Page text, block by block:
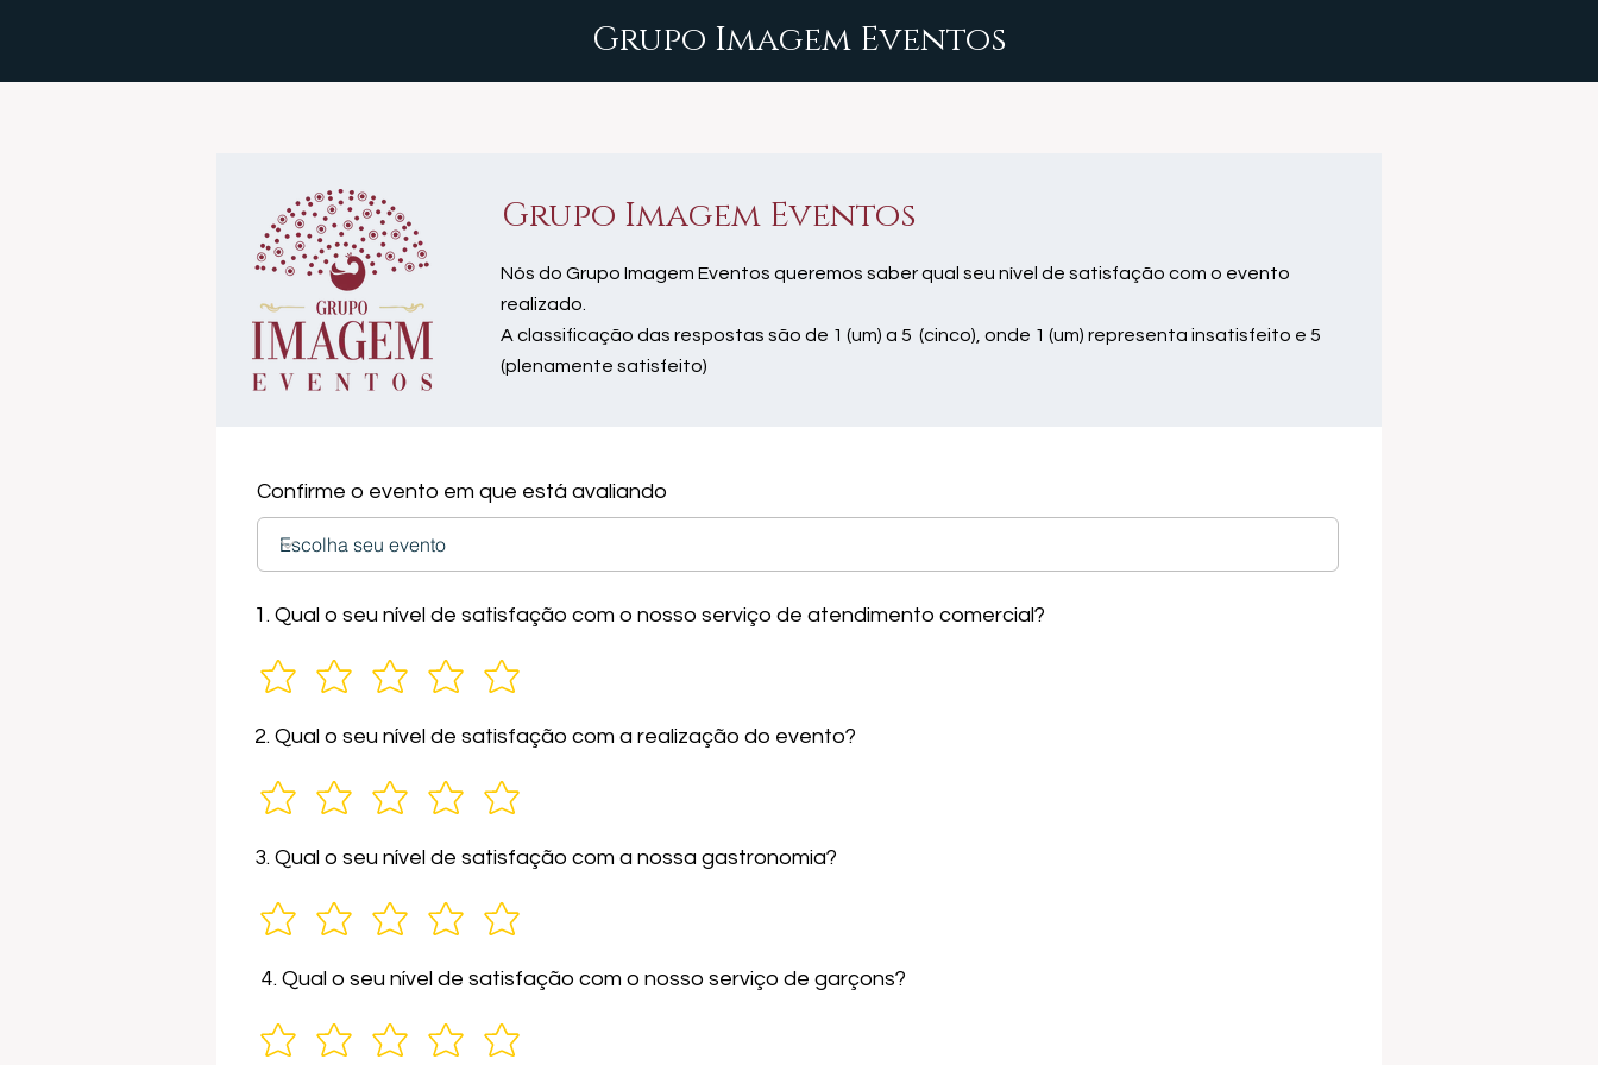
Grupo Imagem Eventos
Grupo Imagem Eventos
Nós do Grupo Imagem Eventos queremos saber qual seu nível de satisfação com o evento
realizado.
A classificação das respostas são de 1 (um) a 5 (cinco), onde 1 (um) representa insatisfeito e 5
(plenamente satisfeito)
Confirme o evento em que está avaliando
1. Qual o seu nível de satisfação com o nosso serviço de atendimento comercial?
2. Qual o seu nível de satisfação com a realização do evento?
3. Qual o seu nível de satisfação com a nossa gastronomia?
4. Qual o seu nível de satisfação com o nosso serviço de garçons?